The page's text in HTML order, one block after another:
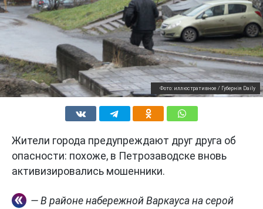
Фото: иллюстративное / Губернiя Daily
Жители города предупреждают друг друга об
опасности: похоже, в Петрозаводске вновь
активизировались мошенники.
— В районе набережной Варкауса на серой